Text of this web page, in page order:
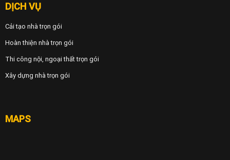
DỊCH VỤ
Cải tạo nhà trọn gói
Hoàn thiện nhà trọn gói
Thi công nội, ngoại thất trọn gói
Xây dựng nhà trọn gói
MAPS